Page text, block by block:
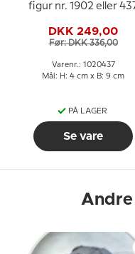
figur nr. 1902 eller
DKK 249,00
Før: DKK 336,00
Varenr.: 1020437
Mål: H: 4 cm x B: 9 cm
PÅ LAGER
Se vare
Andre